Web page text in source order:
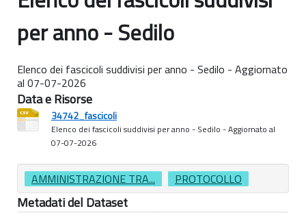
per anno - Sedilo
Elenco dei fascicoli suddivisi per anno - Sedilo - Aggiornato
al 07-07-2026
Data e Risorse
34742_fascicoli
Elenco dei fascicoli suddivisi per anno - Sedilo - Aggiornato al
07-07-2026
AMMINISTRAZIONE TRA... PROTOCOLLO
Metadati del Dataset